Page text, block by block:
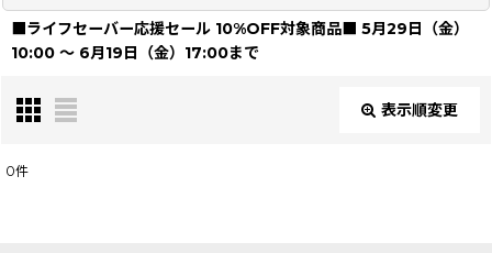
■ライフセーバー応援セール 10%OFF対象商品■ 5月29日（金）
10:00 〜 6月19日（金）17:00まで
表示順変更
0件